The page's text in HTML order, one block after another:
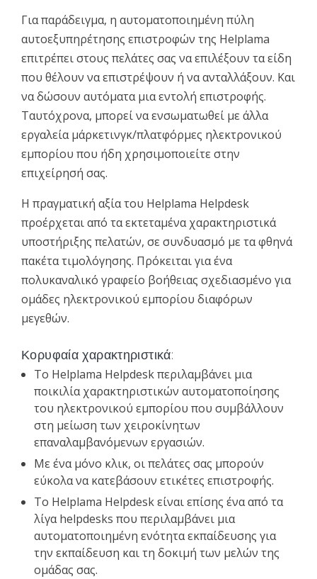
Για παράδειγμα, η αυτοματοποιημένη πύλη
αυτοεξυπηρέτησης επιστροφών της Helplama
επιτρέπει στους πελάτες σας να επιλέξουν τα είδη
που θέλουν να επιστρέψουν ή να ανταλλάξουν. Και
να δώσουν αυτόματα μια εντολή επιστροφής.
Ταυτόχρονα, μπορεί να ενσωματωθεί με άλλα
εργαλεία μάρκετινγκ/πλατφόρμες ηλεκτρονικού
εμπορίου που ήδη χρησιμοποιείτε στην
επιχείρησή σας.
Η πραγματική αξία του Helplama Helpdesk
προέρχεται από τα εκτεταμένα χαρακτηριστικά
υποστήριξης πελατών, σε συνδυασμό με τα φθηνά
πακέτα τιμολόγησης. Πρόκειται για ένα
πολυκαναλικό γραφείο βοήθειας σχεδιασμένο για
ομάδες ηλεκτρονικού εμπορίου διαφόρων
μεγεθών.
Κορυφαία χαρακτηριστικά:
Το Helplama Helpdesk περιλαμβάνει μια
ποικιλία χαρακτηριστικών αυτοματοποίησης
του ηλεκτρονικού εμπορίου που συμβάλλουν
στη μείωση των χειροκίνητων
επαναλαμβανόμενων εργασιών.
Με ένα μόνο κλικ, οι πελάτες σας μπορούν
εύκολα να κατεβάσουν ετικέτες επιστροφής.
Το Helplama Helpdesk είναι επίσης ένα από τα
λίγα helpdesks που περιλαμβάνει μια
αυτοματοποιημένη ενότητα εκπαίδευσης για
την εκπαίδευση και τη δοκιμή των μελών της
ομάδας σας.